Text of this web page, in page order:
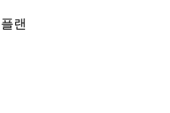
랜